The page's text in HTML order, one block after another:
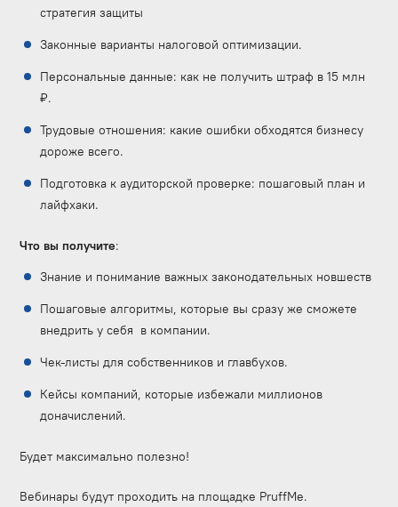
стратегия защиты
Законные варианты налоговой оптимизации.
Персональные данные: как не получить штраф в 15 млн
₽.
Трудовые отношения: какие ошибки обходятся бизнесу
дороже всего.
Подготовка к аудиторской проверке: пошаговый план и
лайфхаки.
Что вы получите:
Знание и понимание важных законодательных новшеств
Пошаговые алгоритмы, которые вы сразу же сможете
внедрить у себя в компании.
Чек-листы для собственников и главбухов.
Кейсы компаний, которые избежали миллионов
доначислений.
Будет максимально полезно!
Вебинары будут проходить на площадке PruffMe.